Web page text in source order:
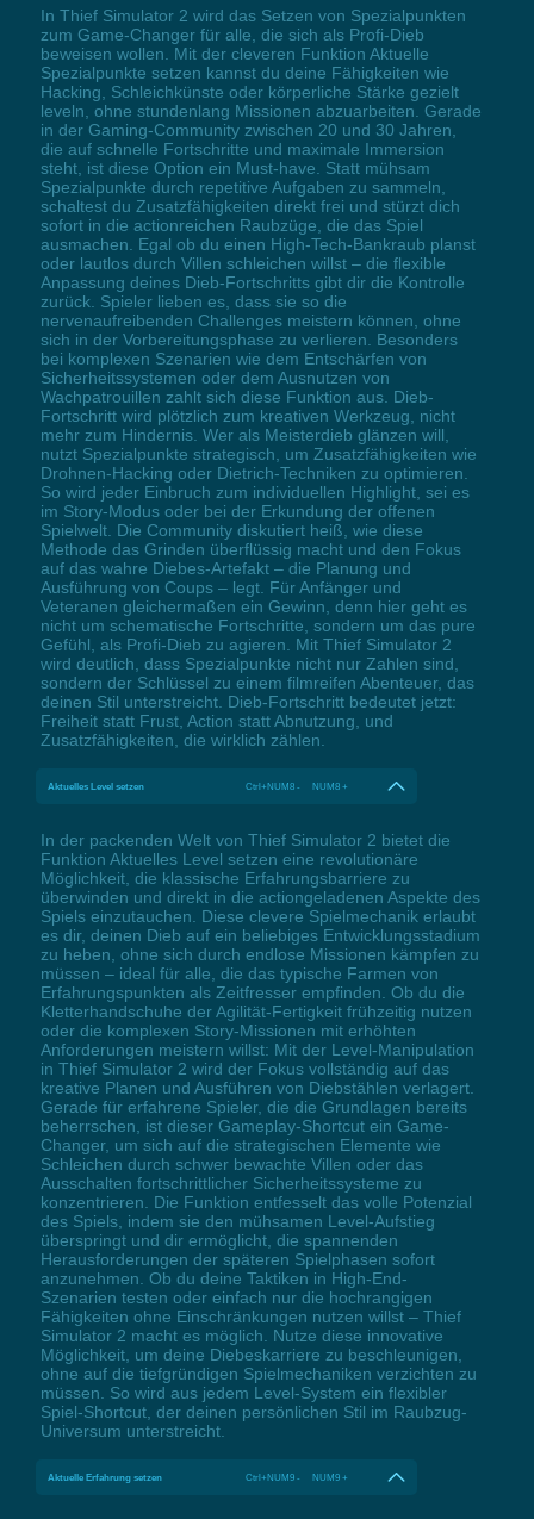
In Thief Simulator 2 wird das Setzen von Spezialpunkten
zum Game-Changer für alle, die sich als Profi-Dieb
beweisen wollen. Mit der cleveren Funktion Aktuelle
Spezialpunkte setzen kannst du deine Fähigkeiten wie
Hacking, Schleichkünste oder körperliche Stärke gezielt
leveln, ohne stundenlang Missionen abzuarbeiten. Gerade
in der Gaming-Community zwischen 20 und 30 Jahren,
die auf schnelle Fortschritte und maximale Immersion
steht, ist diese Option ein Must-have. Statt mühsam
Spezialpunkte durch repetitive Aufgaben zu sammeln,
schaltest du Zusatzfähigkeiten direkt frei und stürzt dich
sofort in die actionreichen Raubzüge, die das Spiel
ausmachen. Egal ob du einen High-Tech-Bankraub planst
oder lautlos durch Villen schleichen willst – die flexible
Anpassung deines Dieb-Fortschritts gibt dir die Kontrolle
zurück. Spieler lieben es, dass sie so die
nervenaufreibenden Challenges meistern können, ohne
sich in der Vorbereitungsphase zu verlieren. Besonders
bei komplexen Szenarien wie dem Entschärfen von
Sicherheitssystemen oder dem Ausnutzen von
Wachpatrouillen zahlt sich diese Funktion aus. Dieb-
Fortschritt wird plötzlich zum kreativen Werkzeug, nicht
mehr zum Hindernis. Wer als Meisterdieb glänzen will,
nutzt Spezialpunkte strategisch, um Zusatzfähigkeiten wie
Drohnen-Hacking oder Dietrich-Techniken zu optimieren.
So wird jeder Einbruch zum individuellen Highlight, sei es
im Story-Modus oder bei der Erkundung der offenen
Spielwelt. Die Community diskutiert heiß, wie diese
Methode das Grinden überflüssig macht und den Fokus
auf das wahre Diebes-Artefakt – die Planung und
Ausführung von Coups – legt. Für Anfänger und
Veteranen gleichermaßen ein Gewinn, denn hier geht es
nicht um schematische Fortschritte, sondern um das pure
Gefühl, als Profi-Dieb zu agieren. Mit Thief Simulator 2
wird deutlich, dass Spezialpunkte nicht nur Zahlen sind,
sondern der Schlüssel zu einem filmreifen Abenteuer, das
deinen Stil unterstreicht. Dieb-Fortschritt bedeutet jetzt:
Freiheit statt Frust, Action statt Abnutzung, und
Zusatzfähigkeiten, die wirklich zählen.
Aktuelles Level setzen Ctrl+NUM8 - NUM8 +
In der packenden Welt von Thief Simulator 2 bietet die
Funktion Aktuelles Level setzen eine revolutionäre
Möglichkeit, die klassische Erfahrungsbarriere zu
überwinden und direkt in die actiongeladenen Aspekte des
Spiels einzutauchen. Diese clevere Spielmechanik erlaubt
es dir, deinen Dieb auf ein beliebiges Entwicklungsstadium
zu heben, ohne sich durch endlose Missionen kämpfen zu
müssen – ideal für alle, die das typische Farmen von
Erfahrungspunkten als Zeitfresser empfinden. Ob du die
Kletterhandschuhe der Agilität-Fertigkeit frühzeitig nutzen
oder die komplexen Story-Missionen mit erhöhten
Anforderungen meistern willst: Mit der Level-Manipulation
in Thief Simulator 2 wird der Fokus vollständig auf das
kreative Planen und Ausführen von Diebstählen verlagert.
Gerade für erfahrene Spieler, die die Grundlagen bereits
beherrschen, ist dieser Gameplay-Shortcut ein Game-
Changer, um sich auf die strategischen Elemente wie
Schleichen durch schwer bewachte Villen oder das
Ausschalten fortschrittlicher Sicherheitssysteme zu
konzentrieren. Die Funktion entfesselt das volle Potenzial
des Spiels, indem sie den mühsamen Level-Aufstieg
überspringt und dir ermöglicht, die spannenden
Herausforderungen der späteren Spielphasen sofort
anzunehmen. Ob du deine Taktiken in High-End-
Szenarien testen oder einfach nur die hochrangigen
Fähigkeiten ohne Einschränkungen nutzen willst – Thief
Simulator 2 macht es möglich. Nutze diese innovative
Möglichkeit, um deine Diebeskarriere zu beschleunigen,
ohne auf die tiefgründigen Spielmechaniken verzichten zu
müssen. So wird aus jedem Level-System ein flexibler
Spiel-Shortcut, der deinen persönlichen Stil im Raubzug-
Universum unterstreicht.
Aktuelle Erfahrung setzen Ctrl+NUM9 - NUM9 +